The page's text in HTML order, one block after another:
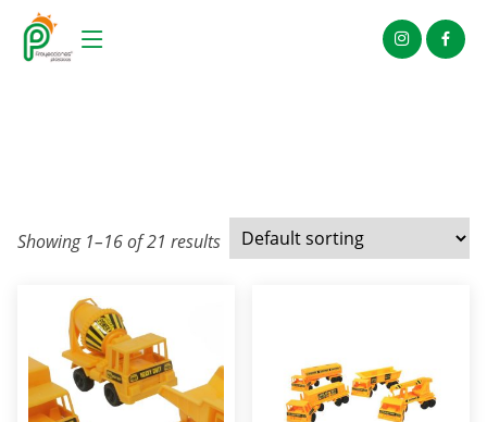
Showing 1–16 of 21 results